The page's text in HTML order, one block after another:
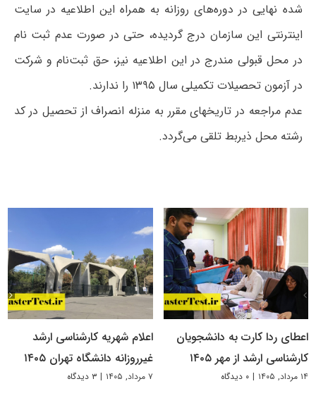
شده نهایی در دوره‌های روزانه به همراه این اطلاعیه در سایت
اینترنتی این سازمان درج گردیده، حتی در صورت عدم ثبت نام
در محل قبولی مندرج در این اطلاعیه نیز، حق ثبت‌نام و شرکت
در آزمون تحصیلات تکمیلی سال ۱۳۹۵ را ندارند.
عدم مراجعه در تاریخهای مقرر به منزله انصراف از تحصیل در کد
رشته محل ذیربط تلقی می‌گردد.
اعطای ردا کارت به دانشجویان
کارشناسی ارشد از مهر ۱۴۰۵
۱۴ مرداد, ۱۴۰۵ | ۰ دیدگاه
اعلام شهریه کارشناسی ارشد
غیرروزانه دانشگاه تهران ۱۴۰۵
۷ مرداد, ۱۴۰۵ | ۳ دیدگاه